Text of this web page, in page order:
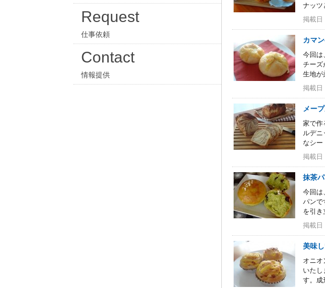
Request
仕事依頼
Contact
情報提供
ナッツ
掲載日
カマ
今回は
チーズ
生地が
掲載日
メー
家で作
ルデニ
なシー
掲載日
抹茶
今回は
パンで
を引き
掲載日
美味
オニオ
いたし
す。成